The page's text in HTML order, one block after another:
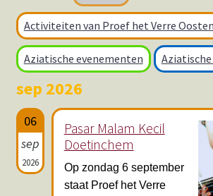
Activiteiten van Proef het Verre Oosten
Aziatische evenementen
sep 2026
06
sep
2026
Pasar Malam Kecil
Doetinchem
Op zondag 6 september
staat Proef het Verre